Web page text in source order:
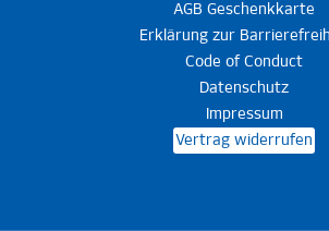
AGB Geschenkkarte
Erklärung zur
Code of Conduct
Datenschutz
Impressum
Vertrag widerrufen